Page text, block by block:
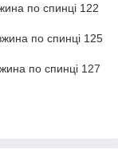
по спинці 122
по спинці 125
по спинці 127